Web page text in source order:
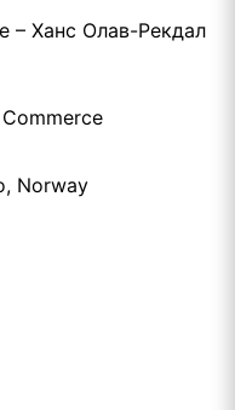
– Ханс Олав-Рекдал
Norway